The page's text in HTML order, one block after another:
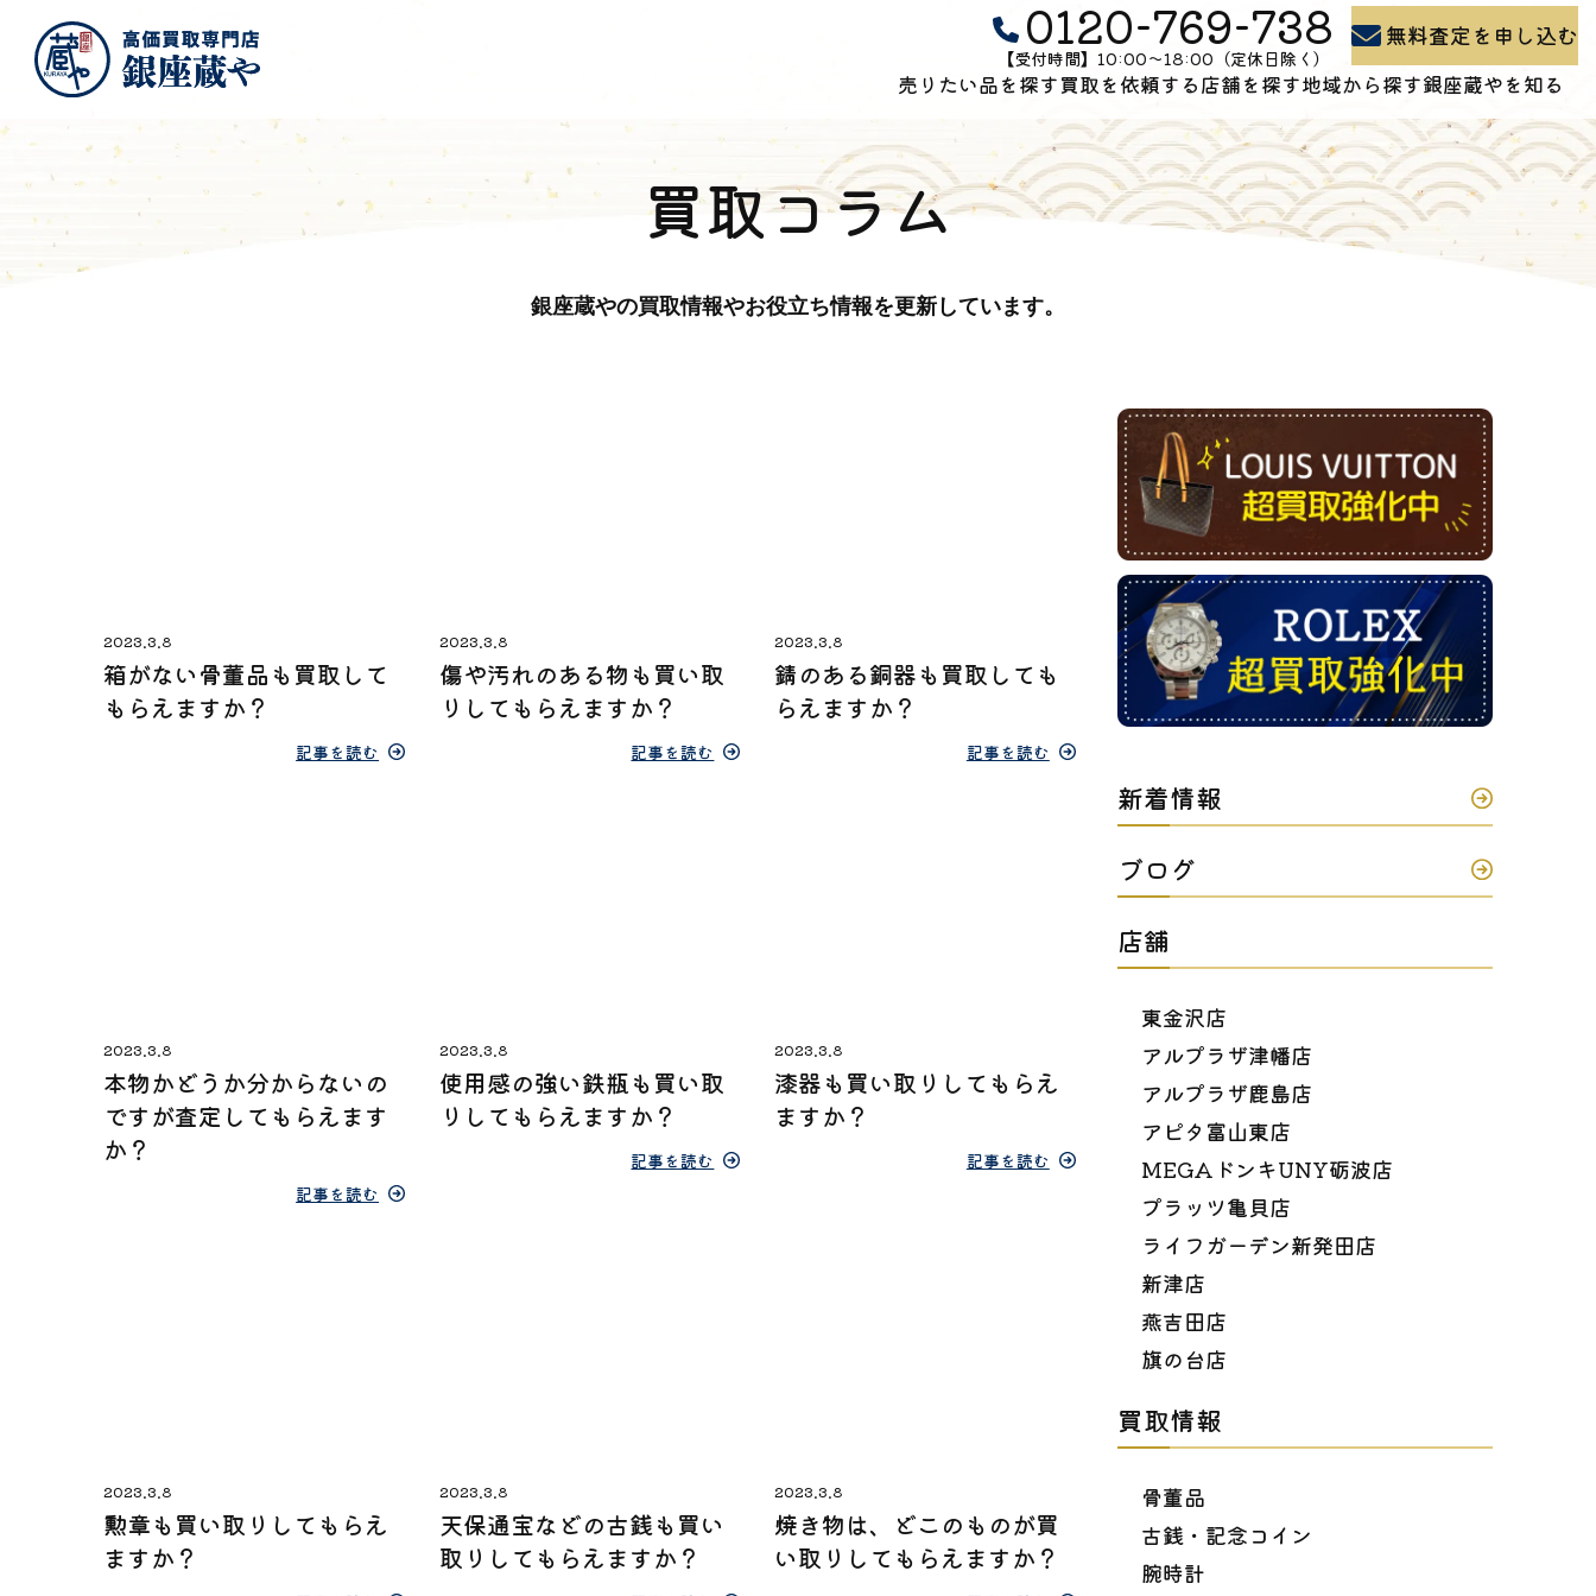
0120-769-738
【受付時間】10:00〜18:00（定休日除く）
無料査定を申し込む
売りたい品を探す買取を依頼する
買取の流れ
出張買取
店舗を探す地域から探す
石川県の買取
富山県の買取
新潟県の買取
銀座蔵やを知る
よくある質問
買取コラム
会社概要
買取コラム
銀座蔵やの買取情報やお役立ち情報を更新しています。
2023.3.8
箱がない骨董品も買取して
もらえますか？
記事を読む
2023.3.8
傷や汚れのある物も買い取
りしてもらえますか？
記事を読む
2023.3.8
錆のある銅器も買取しても
らえますか？
記事を読む
2023.3.8
本物かどうか分からないの
ですが査定してもらえます
か？
記事を読む
2023.3.8
使用感の強い鉄瓶も買い取
りしてもらえますか？
記事を読む
2023.3.8
漆器も買い取りしてもらえ
ますか？
記事を読む
2023.3.8
勲章も買い取りしてもらえ
ますか？
2023.3.8
天保通宝などの古銭も買い
取りしてもらえますか？
2023.3.8
焼き物は、どこのものが買
い取りしてもらえますか？
新着情報
ブログ
店舗
東金沢店
アルプラザ津幡店
アルプラザ鹿島店
アピタ富山東店
MEGAドンキUNY砺波店
プラッツ亀貝店
ライフガーデン新発田店
新津店
燕吉田店
旗の台店
買取情報
骨董品
古銭・記念コイン
腕時計